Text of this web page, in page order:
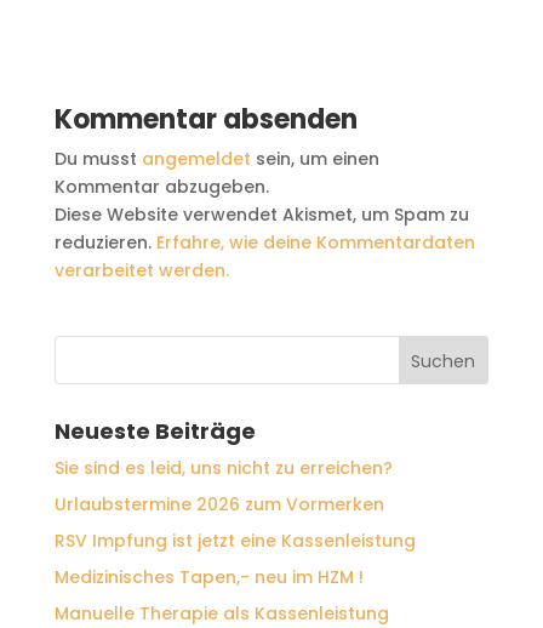
Kommentar absenden
Du musst angemeldet sein, um einen
Kommentar abzugeben.
Diese Website verwendet Akismet, um Spam zu
reduzieren. Erfahre, wie deine Kommentardaten
verarbeitet werden.
Neueste Beiträge
Sie sind es leid, uns nicht zu erreichen?
Urlaubstermine 2026 zum Vormerken
RSV Impfung ist jetzt eine Kassenleistung
Medizinisches Tapen,- neu im HZM !
Manuelle Therapie als Kassenleistung